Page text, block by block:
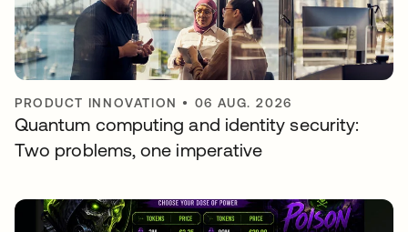
PRODUCT INNOVATION • 06 AUG. 2026
Quantum computing and identity security:
Two problems, one imperative